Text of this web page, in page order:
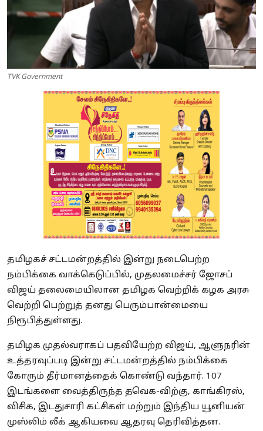
Politics
TVK Government
தமிழகச் சட்டமன்றத்தில் இன்று நடைபெற்ற
நம்பிக்கை வாக்கெடுப்பில், முதலமைச்சர் ஜோசப்
விஜய் தலைமையிலான தமிழக வெற்றிக் கழக அரசு
வெற்றி பெற்றுத் தனது பெரும்பான்மையை
நிரூபித்துள்ளது.
தமிழக முதல்வராகப் பதவியேற்ற விஜய், ஆளுநரின்
உத்தரவுப்படி இன்று சட்டமன்றத்தில் நம்பிக்கை
கோரும் தீர்மானத்தைக் கொண்டு வந்தார். 107
இடங்களை வைத்திருந்த தவெக-விற்கு, காங்கிரஸ்,
விசிக, இடதுசாரி கட்சிகள் மற்றும் இந்திய யூனியன்
முஸ்லிம் லீக் ஆகியவை ஆதரவு தெரிவித்தன.